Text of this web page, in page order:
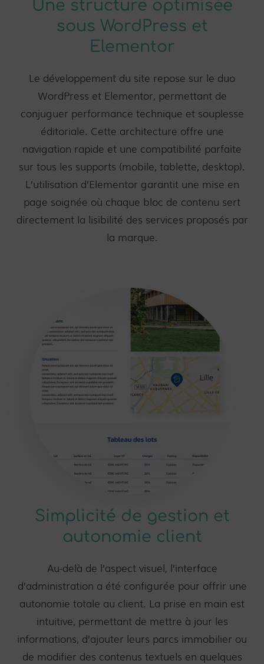
Une structure optimisée
sous WordPress et
Elementor
Le développement du site repose sur le duo
WordPress et Elementor, permettant de
conjuguer performance technique et souplesse
éditoriale. Cette architecture offre une
navigation rapide et une compatibilité parfaite
sur tous les supports (mobile, tablette, desktop).
L’utilisation d’Elementor garantit une mise en
page soignée où chaque bloc de contenu sert
directement la lisibilité des services proposés par
la marque.
Simplicité de gestion et
autonomie client
Au-delà de l’aspect visuel, l’interface
d’administration a été configurée pour offrir une
autonomie totale au client. La prise en main est
intuitive, permettant de mettre à jour les
informations, d’ajouter leurs parcs immobilier ou
de modifier des contenus textuels en quelques